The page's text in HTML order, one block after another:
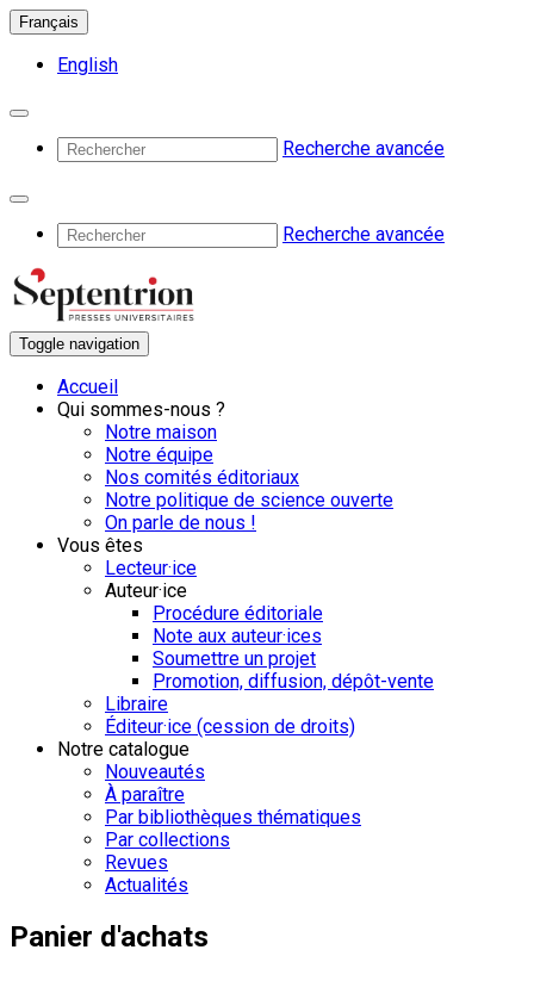
Français
English
Recherche avancée
Recherche avancée
Toggle navigation
Accueil
Qui sommes-nous ?
Notre maison
Notre équipe
Nos comités éditoriaux
Notre politique de science ouverte
On parle de nous !
Vous êtes
Lecteur·ice
Auteur·ice
Procédure éditoriale
Note aux auteur·ices
Soumettre un projet
Promotion, diffusion, dépôt-vente
Libraire
Éditeur·ice (cession de droits)
Notre catalogue
Nouveautés
À paraître
Par bibliothèques thématiques
Par collections
Revues
Actualités
Panier d'achats